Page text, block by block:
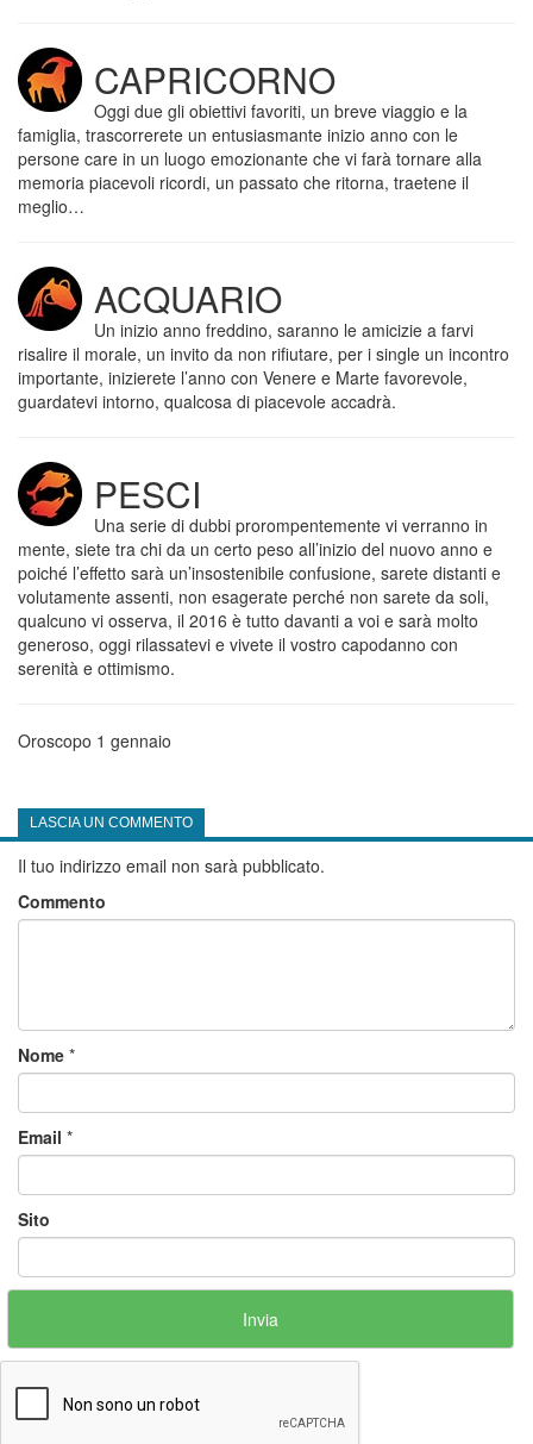
CAPRICORNO
Oggi due gli obiettivi favoriti, un breve viaggio e la
famiglia, trascorrerete un entusiasmante inizio anno con le
persone care in un luogo emozionante che vi farà tornare alla
memoria piacevoli ricordi, un passato che ritorna, traetene il
meglio…
ACQUARIO
Un inizio anno freddino, saranno le amicizie a farvi
risalire il morale, un invito da non rifiutare, per i single un incontro
importante, inizierete l’anno con Venere e Marte favorevole,
guardatevi intorno, qualcosa di piacevole accadrà.
PESCI
Una serie di dubbi prorompentemente vi verranno in
mente, siete tra chi da un certo peso all’inizio del nuovo anno e
poiché l’effetto sarà un’insostenibile confusione, sarete distanti e
volutamente assenti, non esagerate perché non sarete da soli,
qualcuno vi osserva, il 2016 è tutto davanti a voi e sarà molto
generoso, oggi rilassatevi e vivete il vostro capodanno con
serenità e ottimismo.
Oroscopo 1 gennaio
LASCIA UN COMMENTO
Il tuo indirizzo email non sarà pubblicato.
Commento
Nome *
Email *
Sito